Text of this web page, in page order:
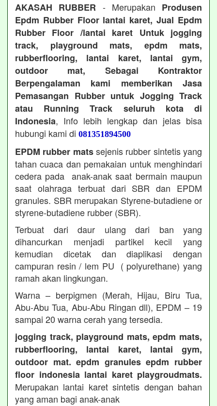
AKASAH RUBBER - Merupakan Produsen
Epdm Rubber Floor lantai karet, Jual Epdm
Rubber Floor /lantai karet Untuk jogging
track, playground mats, epdm mats,
rubberflooring, lantai karet, lantai gym,
outdoor mat, Sebagai Kontraktor
Berpengalaman kami memberikan Jasa
Pemasangan Rubber untuk Jogging Track
atau Running Track seluruh kota di
Indonesia, Info lebih lengkap dan jelas bisa
hubungi kami di 081351894500
EPDM rubber matssejenis rubber sintetis yang
tahan cuaca dan pemakaian untuk menghindari
cedera pada anak-anak saat bermain maupun
saat olahraga terbuat dari SBR dan EPDM
granules. SBR merupakan Styrene-butadiene or
styrene-butadiene rubber (SBR).
Terbuat dari daur ulang dari ban yang
dihancurkan menjadi partikel kecil yang
kemudian dicetak dan diaplikasi dengan
campuran resin / lem PU ( polyurethane) yang
ramah akan lingkungan.
Warna – berpigmen (Merah, Hijau, Biru Tua,
Abu-Abu Tua, Abu-Abu Ringan dll), EPDM – 19
sampai 20 warna cerah yang tersedia.
jogging track, playground mats, epdm mats,
rubberflooring, lantai karet, lantai gym,
outdoor mat. epdm granules epdm rubber
floor indonesia lantai karet playgroudmats.
Merupakan lantai karet sintetis dengan bahan
yang aman bagi anak-anak